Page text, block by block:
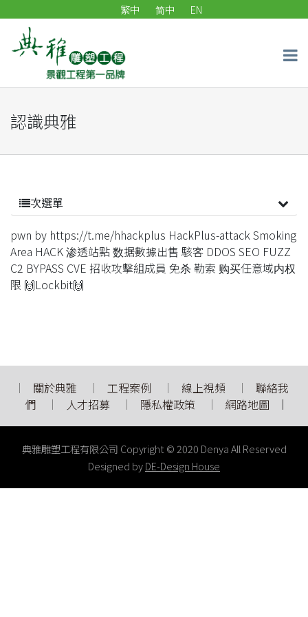
繁中 简中 EN
認識典雅
次選單
pwn by https://t.me/hhackplus HackPlus-attack Smoking
Area HACK 渗透站點 数据數據出售 駭客 DDOS SEO FUZZ
C2 BYPASS CVE 招收攻擊組成員 免杀 勒索 购买任意域内权
限 🙌Lockbit🙌
關於典雅 工程案例 線上視頻
聯絡我
們
人才招募 隱私權政策 網路地圖
典雅雕塑工程有限公司 Copyright © 2020 Denya All Reserved
Designed byDE-Design House